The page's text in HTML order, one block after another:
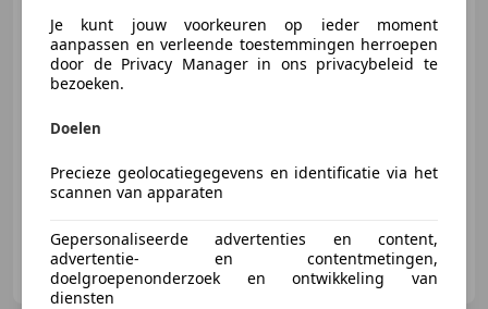
€ 17.940
08/2000
Hoetink Automotive
NL-7207 BJ ZUTPHEN
Je kunt jouw voorkeuren op ieder moment
aanpassen en verleende toestemmingen herroepen
door de Privacy Manager in ons privacybeleid te
bezoeken.
Doelen
Precieze geolocatiegegevens en identificatie via het
scannen van apparaten
Gepersonaliseerde advertenties en content,
advertentie- en contentmetingen,
doelgroepenonderzoek en ontwikkeling van
diensten